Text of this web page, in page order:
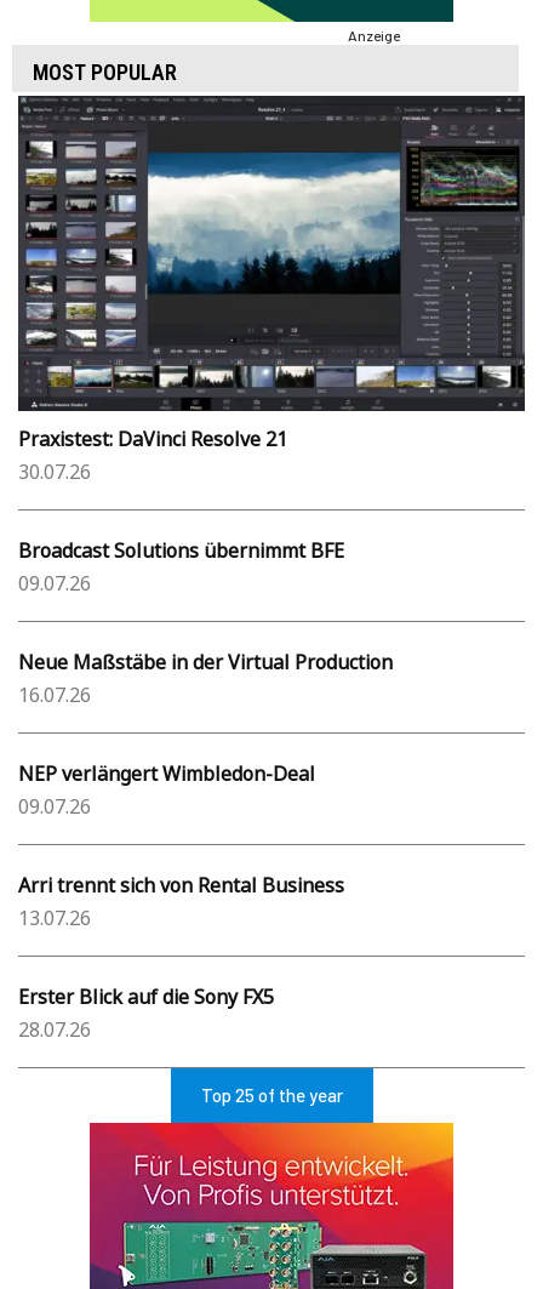
Anzeige
MOST POPULAR
Praxistest: DaVinci Resolve 21
30.07.26
Broadcast Solutions übernimmt BFE
09.07.26
Neue Maßstäbe in der Virtual Production
16.07.26
NEP verlängert Wimbledon-Deal
09.07.26
Arri trennt sich von Rental Business
13.07.26
Erster Blick auf die Sony FX5
28.07.26
Top 25 of the year